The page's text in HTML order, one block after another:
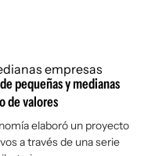
pequeñas y medianas
de valores
elaboró un proyecto
a través de una serie